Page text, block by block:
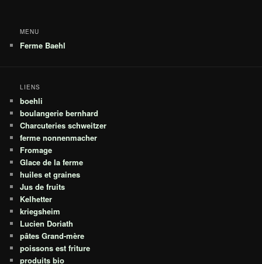
MENU
Ferme Baehl
LIENS
boehli
boulangerie bernhard
Charcuteries schweitzer
ferme nonnenmacher
Fromage
Glace de la ferme
huiles et graines
Jus de fruits
Kelhetter
kriegsheim
Lucien Doriath
pâtes Grand-mère
poissons est friture
produits bio